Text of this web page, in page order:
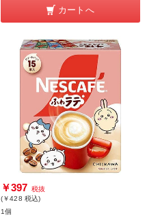
カートへ
￥397 税抜
(￥428 税込)
1個